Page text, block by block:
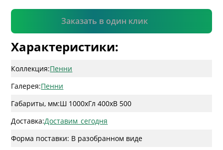
Заказать в один клик
Подтвердить
Характеристики:
Коллекция:Пенни
Галерея:Пенни
Габариты, мм:Ш 1000xГл 400xВ 500
Доставка:Доставим_сегодня
Форма поставки: В разобранном виде